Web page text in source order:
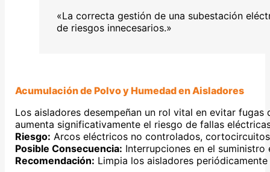
«La correcta gestión de una subestación
de riesgos innecesarios.»
Acumulación de Polvo y Humedad en Aisladores
Los aisladores desempeñan un rol vital en evitar
aumenta significativamente el riesgo de fallas
Riesgo: Arcos eléctricos no controlados,
Posible Consecuencia: Interrupciones en el
Recomendación: Limpia los aisladores